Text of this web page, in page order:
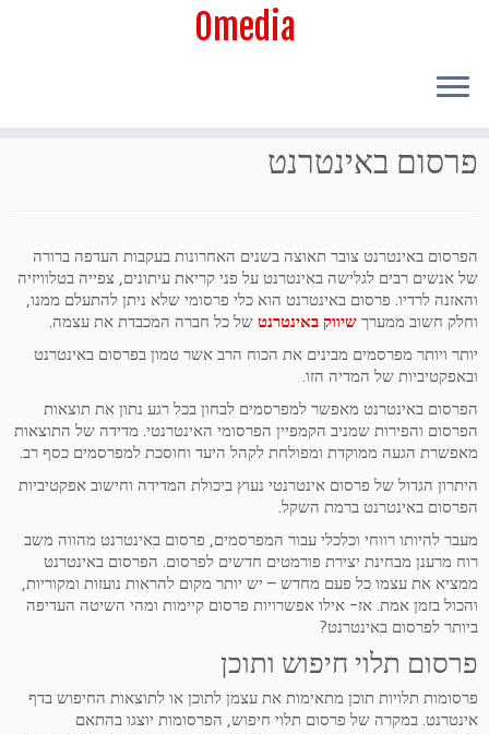
Omedia
פרסום באינטרנט
הפרסום באינטרנט צובר תאוצה בשנים האחרונות בעקבות העדפה ברורה
של אנשים רבים לגלישה באינטרנט על פני קריאת עיתונים, צפייה בטלוויזיה
והאזנה לרדיו. פרסום באינטרנט הוא כלי פרסומי שלא ניתן להתעלם ממנו,
וחלק חשוב ממערךשיווק באינטרנטשל כל חברה המכבדת את עצמה.
יותר ויותר מפרסמים מבינים את הכוח הרב אשר טמון בפרסום באינטרנט
ובאפקטיביות של המדיה הזו.
הפרסום באינטרנט מאפשר למפרסמים לבחון בכל רגע נתון את תוצאות
הפרסום והפירות שמניב הקמפיין הפרסומי האינטרנטי. מדידה של התוצאות
מאפשרת הגעה ממוקדת ומפולחת לקהל היעד וחוסכת למפרסמים כסף רב.
היתרון הגדול של פרסום אינטרנטי נעוץ ביכולת המדידה וחישוב אפקטיביות
הפרסום באינטרנט ברמת השקל.
מעבר להיותו רווחי וכלכלי עבור המפרסמים, פרסום באינטרנט מהווה משב
רוח מרענן מבחינת יצירת פורמטים חדשים לפרסום. הפרסום באינטרנט
ממציא את עצמו כל פעם מחדש – יש יותר מקום להראות נועזות ומקוריות,
והכול בזמן אמת. אז- אילו אפשרויות פרסום קיימות ומהי השיטה העדיפה
ביותר לפרסום באינטרנט?
פרסום תלוי חיפוש ותוכן
פרסומות תלויות תוכן מתאימות את עצמן לתוכן או לתוצאות החיפוש בדף
אינטרנט. במקרה של פרסום תלוי חיפוש, הפרסומות יוצגו בהתאם